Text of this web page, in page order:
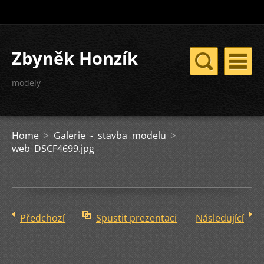
Zbyněk Honzík
modely
Home > Galerie - stavba modelu >
web_DSCF4699.jpg
Předchozí Spustit prezentaci Následující